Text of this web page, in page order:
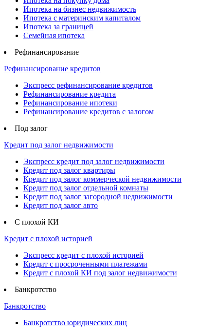
Ипотека на бизнес недвижимость
Ипотека с материнским капиталом
Ипотека за границей
Семейная ипотека
Рефинансирование
Рефинансирование кредитов
Экспресс рефинансирование кредитов
Рефинансирование кредита
Рефинансирование ипотеки
Рефинансирование кредитов с залогом
Под залог
Кредит под залог недвижимости
Экспресс кредит под залог недвижимости
Кредит под залог квартиры
Кредит под залог коммерческой недвижимости
Кредит под залог отдельной комнаты
Кредит под залог загородной недвижимости
Кредит под залог авто
С плохой КИ
Кредит с плохой историей
Экспресс кредит с плохой историей
Кредит с просроченными платежами
Кредит с плохой КИ под залог недвижимости
Банкротство
Банкротство
Банкротство юридических лиц